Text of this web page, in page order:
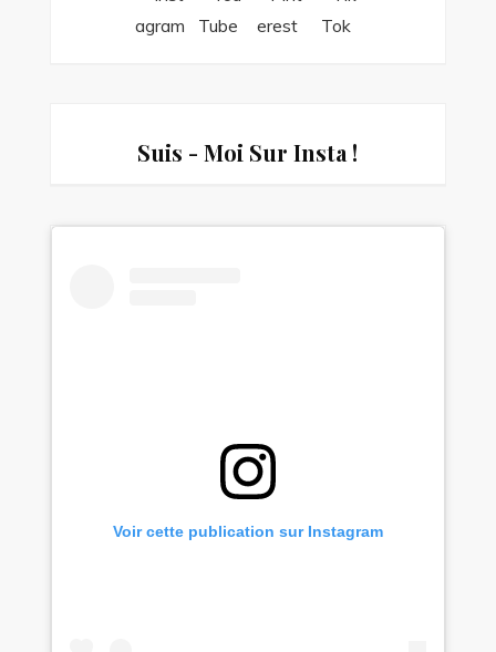
Suis - Moi Sur Insta !
Voir cette publication sur Instagram